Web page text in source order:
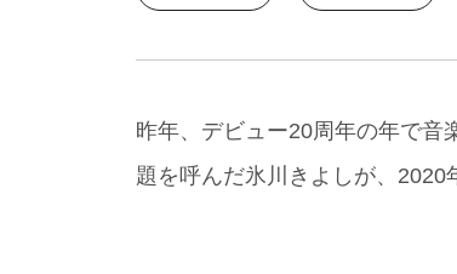
昨年、デビュー20周年の年で音
題を呼んだ氷川きよしが、2020